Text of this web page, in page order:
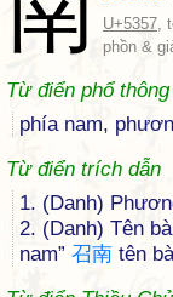
U+5357,
phồn &
Từ điển phổ thông
phía nam,
Từ điển trích dẫn
1. (Danh)
2. (Danh) Tên
nam” 召南 tên